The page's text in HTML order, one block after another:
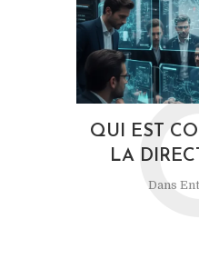
QUI EST
LA
Dans